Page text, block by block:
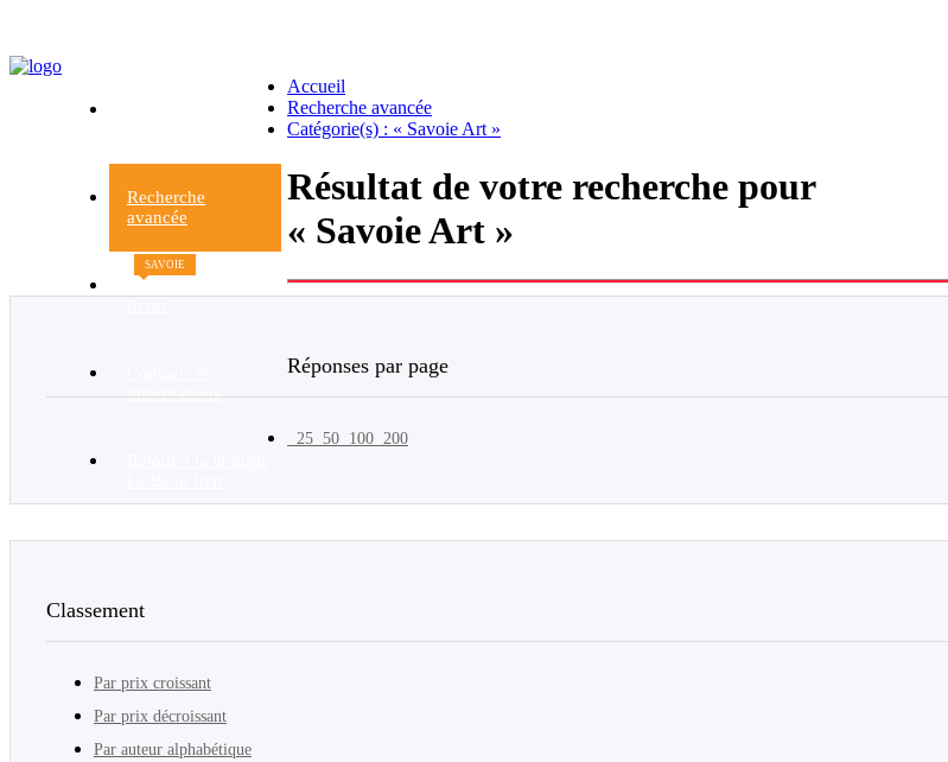
Recherche
avancée
Nouveaux
SAVOIE
informations
Accueil
Recherche avancée
Catégorie(s) : « Savoie Art »
Résultat de votre recherche pour
« Savoie Art »
Réponses par page
25 50 100 200
Classement
Par prix croissant
Par prix décroissant
Par auteur alphabétique